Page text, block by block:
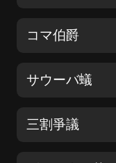
コマ伯爵
サウーバ蟻
三割爭議